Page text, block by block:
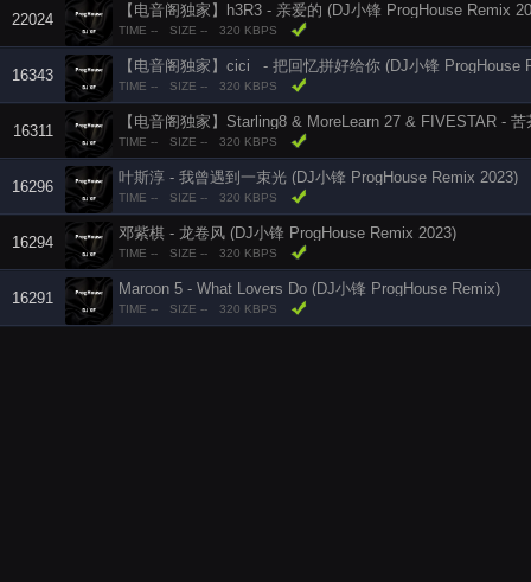
22024
【电音阁独家】h3R3 - 亲爱的 (DJ小锋 ProgHouse Remix
TIME -- SIZE -- 320 KBPS
16343
【电音阁独家】cici_ - 把回忆拼好给你 (DJ小锋 ProgHouse
TIME -- SIZE -- 320 KBPS
16311
TIME -- SIZE -- 320 KBPS
16296
叶斯淳 - 我曾遇到一束光 (DJ小锋 ProgHouse Remix 2023)
TIME -- SIZE -- 320 KBPS
16294
邓紫棋 - 龙卷风 (DJ小锋 ProgHouse Remix 2023)
TIME -- SIZE -- 320 KBPS
16291
Maroon 5 - What Lovers Do (DJ小锋 ProgHouse Remix)
TIME -- SIZE -- 320 KBPS